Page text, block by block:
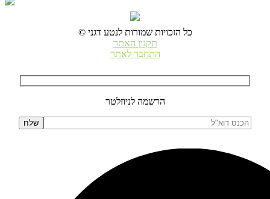
© כל הזכויות שמורות לנטע דגני
תקנון האתר
התחבר לאתר
הרשמה לניוזלטר